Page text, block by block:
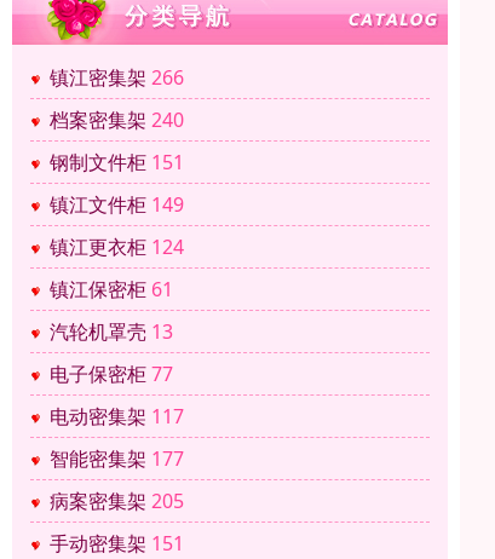
镇江密集架 266
档案密集架 240
钢制文件柜 151
镇江文件柜 149
镇江更衣柜 124
镇江保密柜 61
汽轮机罩壳 13
电子保密柜77
电动密集架 117
智能密集架 177
病案密集架 205
手动密集架 151